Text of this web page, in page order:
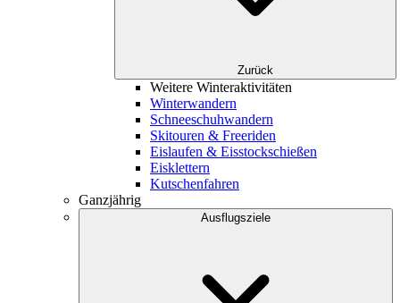
Zurück
Weitere Winteraktivitäten
Winterwandern
Schneeschuhwandern
Skitouren & Freeriden
Eislaufen & Eisstockschießen
Eisklettern
Kutschenfahren
Ganzjährig
Ausflugsziele